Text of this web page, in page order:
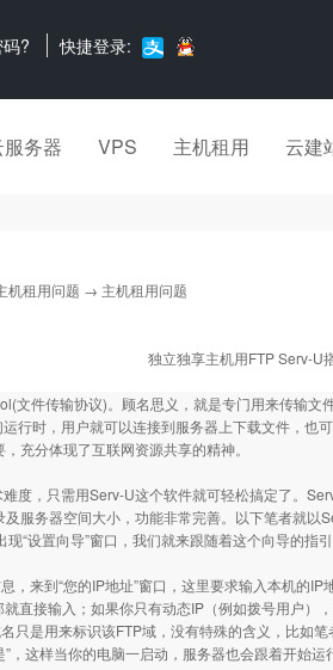
? 快捷登录:
务器 VPS 主机租用 云建
机租用问题 → 主机租用问题
独立独享主机用FTP Serv-U
文件传输协议)。顾名思义，就是专门用来传输
行时，用户就可以连接到服务器上下载文件，也
充分体现了互联网资源共享的精神。
度，只需用Serv-U这个软件就可轻松搞定了。
服务器空间大小，功能非常完善。以下笔者就以
“设置向导”窗口，我们就来跟随着这个向导的指引
，来到“您的IP地址”窗口，这里要求输入本机的IP地
直接输入；如果你只有动态IP（例如拨号用户）
只是用来标识该FTP域，没有特殊的含义，比如笔
，这样当你的电脑一启动，服务器也会跟着开始运